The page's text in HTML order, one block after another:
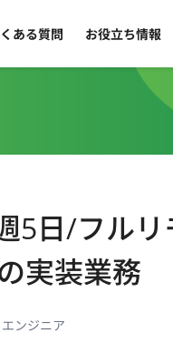
ある質問 お役立ち情報
5日/フル
実装業務
ンジニア